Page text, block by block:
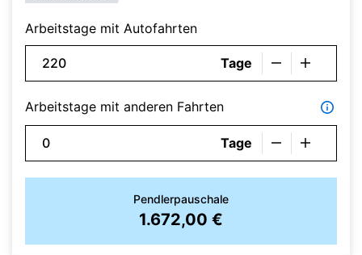
Arbeitstage mit Autofahrten
Tage
Arbeitstage mit anderen Fahrten
Tage
Pendlerpauschale
1.672,00 €